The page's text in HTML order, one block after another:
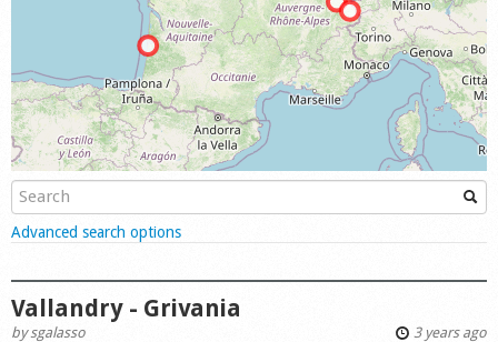
Show
Advanced search options
Vallandry - Grivania
by sgalasso 3 years ago